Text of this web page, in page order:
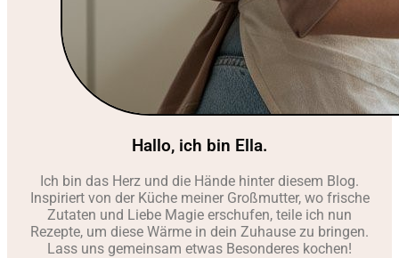
Hallo, ich bin Ella.
Ich bin das Herz und die Hände hinter diesem Blog.
Inspiriert von der Küche meiner Großmutter, wo frische
Zutaten und Liebe Magie erschufen, teile ich nun
Rezepte, um diese Wärme in dein Zuhause zu bringen.
Lass uns gemeinsam etwas Besonderes kochen!